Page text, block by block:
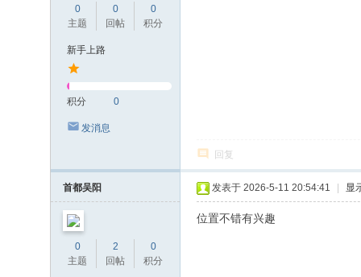
0
主题
0
回帖
0
积分
新手上路
积分 0
发消息
回复
首都吴阳
0
主题
2
回帖
0
积分
发表于 2026-5-11 20:54:41 显
位置不错有兴趣